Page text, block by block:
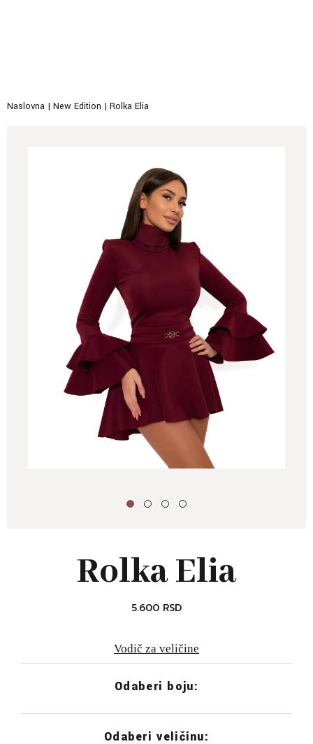
Naslovna | New Edition | Rolka Elia
Rolka Elia
5.600 RSD
Vodič za veličine
Odaberi boju:
Odaberi veličinu: